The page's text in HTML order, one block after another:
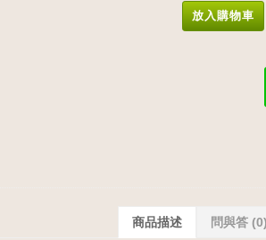
放入購物車
商品描述 問與答 (0)